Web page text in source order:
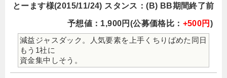
とーます様(2015/11/24) スタンス：(B) BB期間終了前
予想値：1,900円(公募価格比： +500円 )
減益ジャスダック。人気要素を上手くちりばめた同日
もう1社に
資金集中しそう。